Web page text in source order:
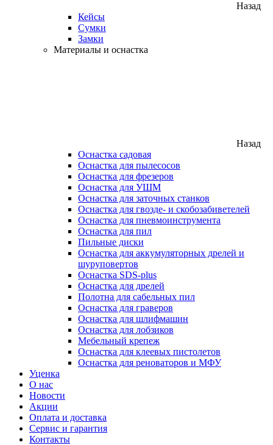
Назад
Кейсы
Сумки
Замки
Материалы и оснастка
Назад
Оснастка садовая
Оснастка для пылесосов
Оснастка для фрезеров
Оснастка для УШМ
Оснастка для заточных станков
Оснастка для гвозде- и скобозабиветелей
Оснастка для пневмоинструмента
Оснастка для пил
Пильные диски
Оснастка для аккумуляторных дрелей и
шуруповертов
Оснастка SDS-plus
Оснастка для дрелей
Полотна для сабельных пил
Оснастка для граверов
Оснастка для шлифмашин
Оснастка для лобзиков
Мебельный крепеж
Оснастка для клеевых пистолетов
Оснастка для реноваторов и МФУ
Уценка
О нас
Новости
Акции
Оплата и доставка
Сервис и гарантия
Контакты